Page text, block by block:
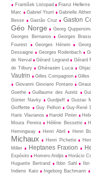
František Listopad
Franz Hellens
Marc
Gabriel Yturri Gabrielle Althen
Besse
Gastão Cruz Gaston
Géo Norge Georg
Georges Bernanos
Georges
Fourest
Georges Hénein
Dessaigne
Georges Rodenbach
de Nerval
Gérard Legrand Gérard
de Tilbury
Ghérasim Luca
Vautrin
Gilles Compagnon Gilles
Giovanni Gioviano Pontano
Goethe Guillaume des Autelz
Günter Navky Gurdjieff Gustav
Goffette
Guy Pelhon Guy-René
Haris Vlavianos
Harold Pinter
Moura Pereira
Hélène Bessette
Hemingway
Henri Abril Henri
Michaux
Henri Pichette
Miller
Heptanes Fraxion
Expósito
Homero Aridjis Horácio
Huguette Bertrand
Ibbn Sahl
Indiens Kato
Ingeborg Bachmann